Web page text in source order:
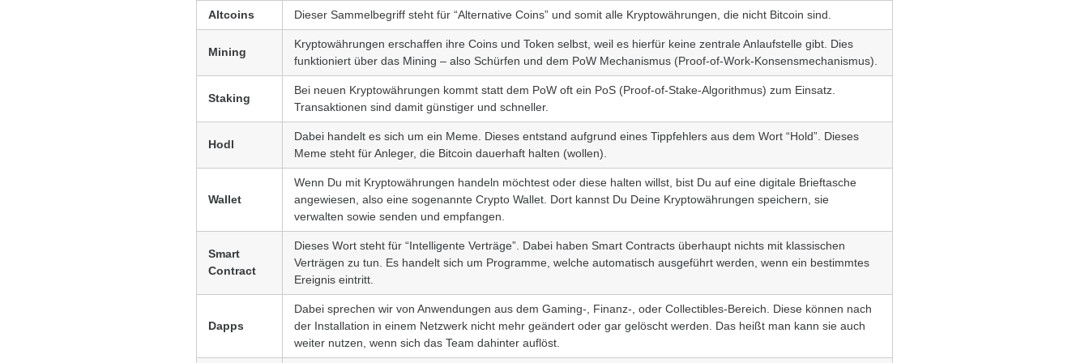
Altcoins Dieser Sammelbegriff steht für “Alternative Coins” und somit alle Kryptowährungen, die nicht Bitcoin sind.
Mining
Kryptowährungen erschaffen ihre Coins und Token selbst, weil es hierfür keine zentrale Anlaufstelle gibt. Dies
funktioniert über das Mining – also Schürfen und dem PoW Mechanismus (Proof-of-Work-Konsensmechanismus).
Staking
Bei neuen Kryptowährungen kommt statt dem PoW oft ein PoS (Proof-of-Stake-Algorithmus) zum Einsatz.
Transaktionen sind damit günstiger und schneller.
Hodl
Dabei handelt es sich um ein Meme. Dieses entstand aufgrund eines Tippfehlers aus dem Wort “Hold”. Dieses
Meme steht für Anleger, die Bitcoin dauerhaft halten (wollen).
Wallet
Wenn Du mit Kryptowährungen handeln möchtest oder diese halten willst, bist Du auf eine digitale Brieftasche
angewiesen, also eine sogenannte Crypto Wallet. Dort kannst Du Deine Kryptowährungen speichern, sie
verwalten sowie senden und empfangen.
Smart
Contract
Dieses Wort steht für “Intelligente Verträge”. Dabei haben Smart Contracts überhaupt nichts mit klassischen
Verträgen zu tun. Es handelt sich um Programme, welche automatisch ausgeführt werden, wenn ein bestimmtes
Ereignis eintritt.
Dapps
Dabei sprechen wir von Anwendungen aus dem Gaming-, Finanz-, oder Collectibles-Bereich. Diese können nach
der Installation in einem Netzwerk nicht mehr geändert oder gar gelöscht werden. Das heißt man kann sie auch
weiter nutzen, wenn sich das Team dahinter auflöst.